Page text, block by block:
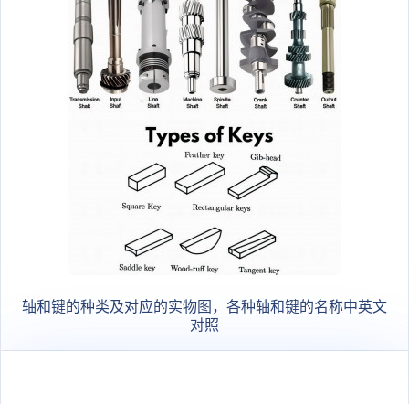
轴和键的种类及对应的实物图，各种轴和键的名称中英文
对照